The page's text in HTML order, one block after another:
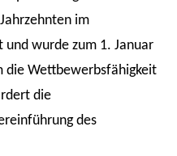
im
und wurde zum 1. Januar
die Wettbewerbsfähigkeit
die
des